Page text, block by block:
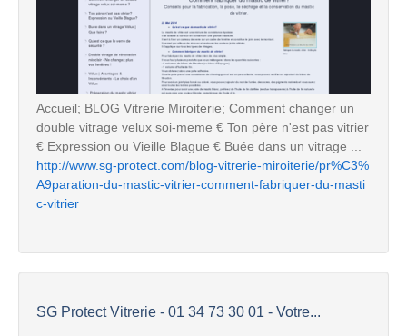
Accueil; BLOG Vitrerie Miroiterie; Comment changer un
double vitrage velux soi-meme € Ton père n'est pas vitrier
€ Expression ou Vieille Blague € Buée dans un vitrage ...
http://www.sg-protect.com/blog-vitrerie-miroiterie/pr%C3%
A9paration-du-mastic-vitrier-comment-fabriquer-du-masti
c-vitrier
SG Protect Vitrerie - 01 34 73 30 01 - Votre...